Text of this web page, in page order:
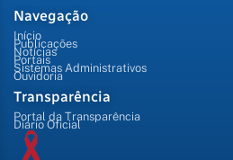
Navegação
Início
Publicações
Notícias
Portais
Sistemas Administrativos
Ouvidoria
Transparência
Portal da Transparência
Diário Oficial